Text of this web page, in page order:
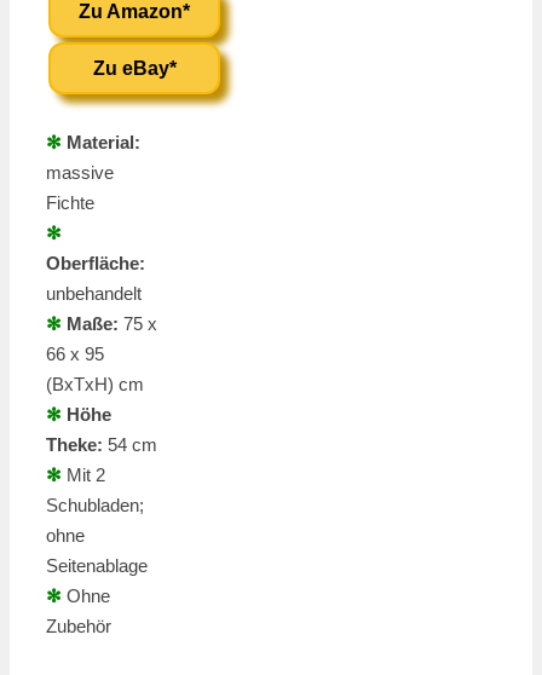
Zu Amazon*
Zu eBay*
✻ Material:
massive
Fichte
✻
Oberfläche:
unbehandelt
✻ Maße: 75 x
66 x 95
(BxTxH) cm
✻ Höhe
Theke: 54 cm
✻ Mit 2
Schubladen;
ohne
Seitenablage
✻ Ohne
Zubehör